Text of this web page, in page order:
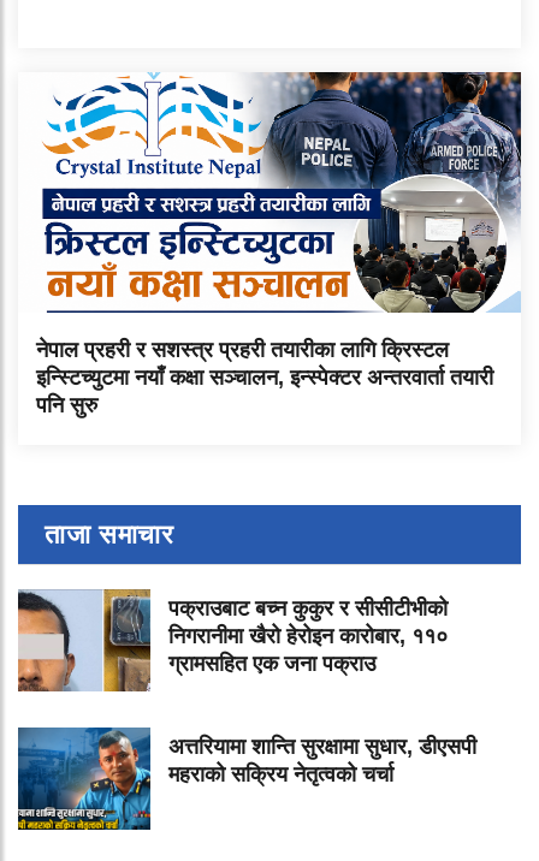
नेपाल प्रहरी र सशस्त्र प्रहरी तयारीका लागि क्रिस्टल
इन्स्टिच्युटमा नयाँ कक्षा सञ्चालन, इन्स्पेक्टर अन्तरवार्ता तयारी
पनि सुरु
ताजा समाचार
पक्राउबाट बच्न कुकुर र सीसीटीभीको
निगरानीमा खैरो हेरोइन कारोबार, ११०
ग्रामसहित एक जना पक्राउ
अत्तरियामा शान्ति सुरक्षामा सुधार, डीएसपी
महराको सक्रिय नेतृत्वको चर्चा